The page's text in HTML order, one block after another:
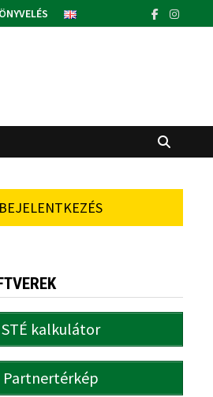
BEJELENTKEZÉS
STÉ kalkulátor
Partnertérkép